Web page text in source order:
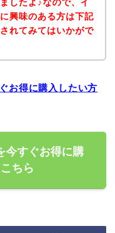
したよ♪なので、イ
興味のある方は下記
れてみてはいかがで
お得に購入したい方
今すぐお得に購
ちら